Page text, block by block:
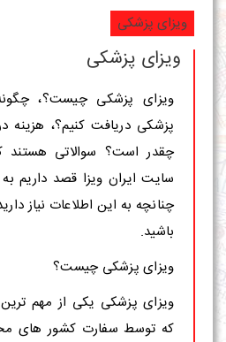
ویزای پزشکی
ویزای پزشکی
ویزای پزشکی چیست؟،
پزشکی دریافت کنیم؟، هزینه
چقدر است؟ سوالاتی
سایت ایران ویزا قصد داریم
چنانچه به این اطلاعات نیاز
باشید.
ویزای پزشکی چیست؟
ویزای پزشکی یکی از مهم
که توسط سفارت کشور های